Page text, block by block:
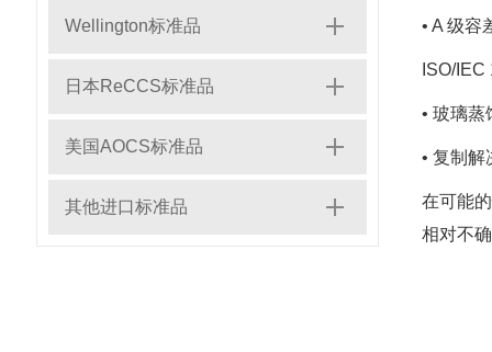
Wellington标准品
日本ReCCS标准品
美国AOCS标准品
其他进口标准品
• A 级容
ISO/
• 玻璃
• 复制
在可能
相对不